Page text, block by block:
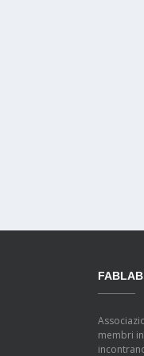
membri